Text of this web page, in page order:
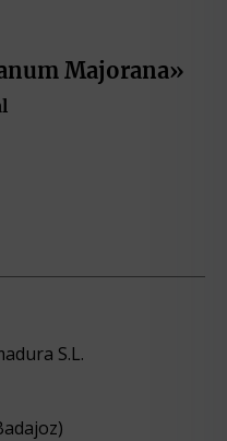
Majorana»
S.L.